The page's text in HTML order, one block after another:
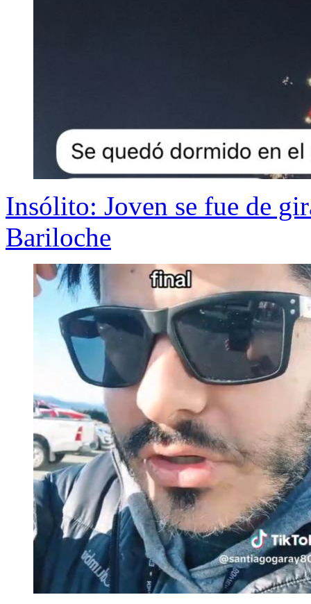
Insólito: Joven se fue de
Bariloche